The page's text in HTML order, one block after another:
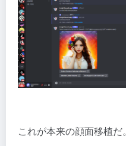
これが本来の顔面移植だ。